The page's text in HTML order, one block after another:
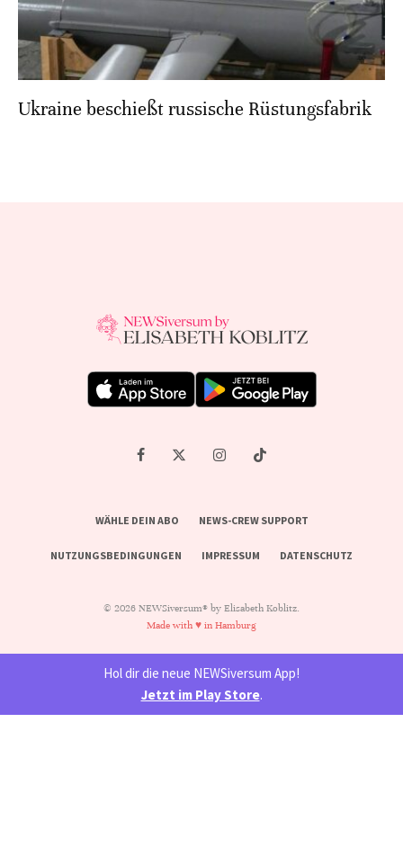
Ukraine beschießt russische Rüstungsfabrik
WÄHLE DEIN ABO NEWS-CREW SUPPORT
NUTZUNGSBEDINGUNGEN IMPRESSUM DATENSCHUTZ
© 2026 NEWSiversum® by Elisabeth Koblitz.
Made with ♥ in Hamburg
Hol dir die neue NEWSiversum App!
Jetzt im Play Store.